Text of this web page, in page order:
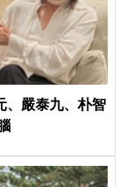
、嚴泰九、朴智